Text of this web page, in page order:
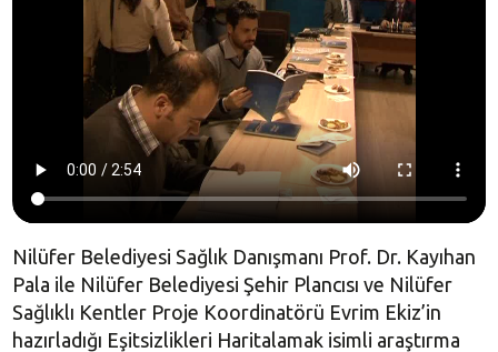
Nilüfer Belediyesi Sağlık Danışmanı Prof. Dr. Kayıhan
Pala ile Nilüfer Belediyesi Şehir Plancısı ve Nilüfer
Sağlıklı Kentler Proje Koordinatörü Evrim Ekiz’in
hazırladığı Eşitsizlikleri Haritalamak isimli araştırma